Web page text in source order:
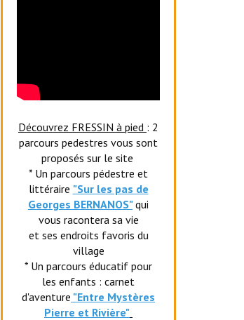
Découvrez FRESSIN à pied : 2
parcours pedestres vous sont
proposés sur le site
* Un parcours pédestre et
littéraire "Sur les pas de
Georges BERNANOS" qui
vous racontera sa vie
et ses endroits favoris du
village
* Un parcours éducatif pour
les enfants : carnet
d'aventure "Entre Mystères
Pierre et Rivière"